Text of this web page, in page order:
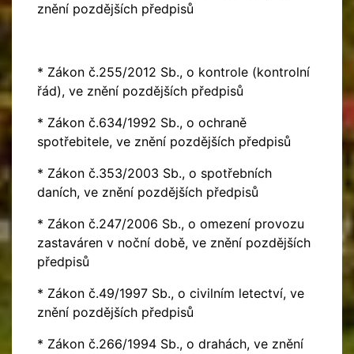
znění pozdějších předpisů
* Zákon č.255/2012 Sb., o kontrole (kontrolní
řád), ve znění pozdějších předpisů
* Zákon č.634/1992 Sb., o ochraně
spotřebitele, ve znění pozdějších předpisů
* Zákon č.353/2003 Sb., o spotřebních
daních, ve znění pozdějších předpisů
* Zákon č.247/2006 Sb., o omezení provozu
zastaváren v noční době, ve znění pozdějších
předpisů
* Zákon č.49/1997 Sb., o civilním letectví, ve
znění pozdějších předpisů
* Zákon č.266/1994 Sb., o drahách, ve znění